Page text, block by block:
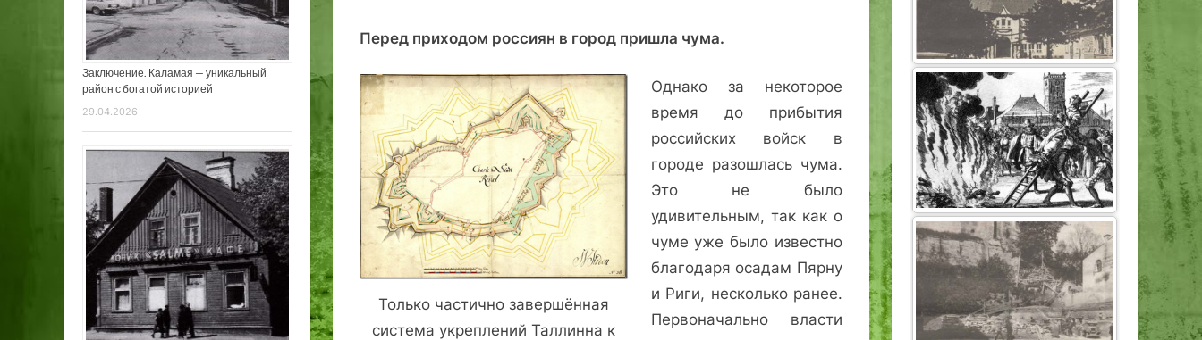
Перед приходом россиян в город пришла чума.
Только частично завершённая
система укреплений Таллинна к
Однако за некоторое
время до прибытия
российских войск в
городе разошлась чума.
Это не было
удивительным, так как о
чуме уже было известно
благодаря осадам Пярну
и Риги, несколько ранее.
Первоначально власти
Заключение. Каламая — уникальный
район с богатой историей
29.04.2026